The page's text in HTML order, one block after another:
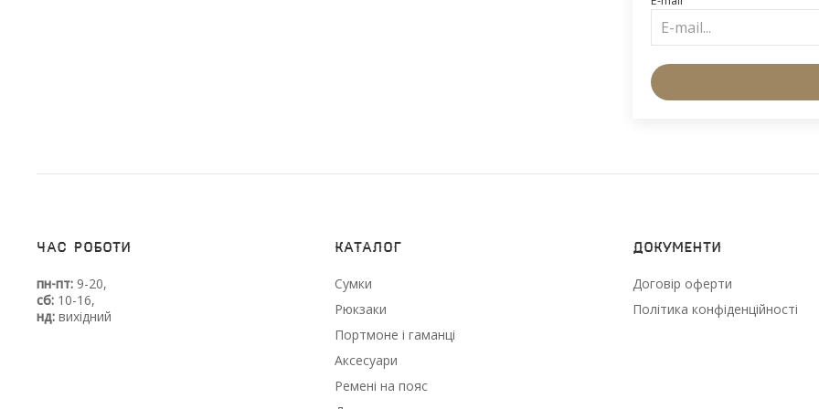
Час роботи
пн-пт: 9-20,
сб: 10-16,
нд: вихідний
Каталог
Сумки
Рюкзаки
Портмоне і гаманці
Аксесуари
Ремені на пояс
Документи
Договір оферти
Політика конфіденційності